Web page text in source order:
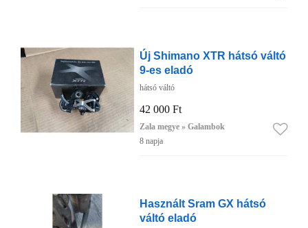
Új Shimano XTR hátsó váltó
9-es eladó
hátsó váltó
42 000 Ft
Zala megye » Galambok
8 napja
Használt Sram GX hátsó
váltó eladó